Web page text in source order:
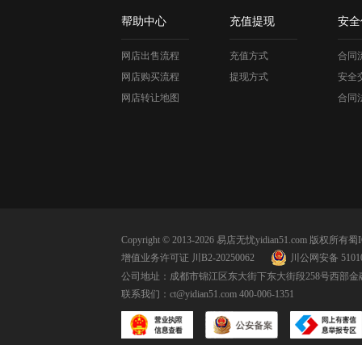
帮助中心
网店出售流程
网店购买流程
网店转让地图
充值提现
充值方式
提现方式
安
合同
安全
合同
Copyright © 2013-2026 易店无忧yidian51.com 版权所有蜀
增值业务许可证 川B2-20250062
川公网安备
公司地址：成都市锦江区东大街下东大街段258号西部金
联系我们： ct@yidian51.com 400-006-1351